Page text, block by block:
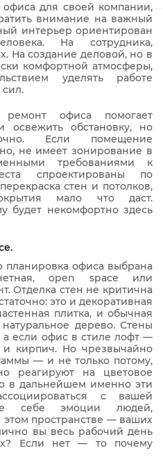
офиса для своей компании,
внимание на важный
интерьер ориентирован
На сотрудника,
На создание деловой, но в
комфортной атмосферы,
уделять работе
ремонт офиса помогает
освежить обстановку, но
Если помещение
не имеет зонирование в
требованиями к
спроектированы по
стен и потолков,
мало что даст.
будет некомфортно здесь
планировка офиса выбрана
open space или
Отделка стен не критична
это и декоративная
плитка, и обычная
дерево. Стены
если офис в стиле лофт —
и кирпич. Но чрезвычайно
— и не только потому,
реагируют на цветовое
в дальнейшем именно эти
с вашей
себе эмоции людей,
пространстве — ваших
вы весь рабочий день
Если нет — то почему